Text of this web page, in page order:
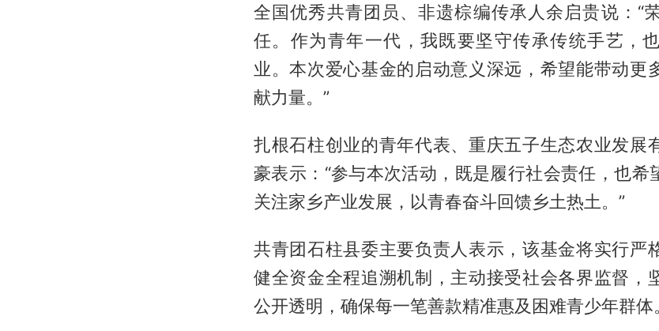
全国优秀共青团员、非遗棕编传承人余启贵说：“
任。作为青年一代，我既要坚守传承传统手艺，
业。本次爱心基金的启动意义深远，希望能带动更
献力量。”
扎根石柱创业的青年代表、重庆五子生态农业发展
豪表示：“参与本次活动，既是履行社会责任，也希
关注家乡产业发展，以青春奋斗回馈乡土热土。”
共青团石柱县委主要负责人表示，该基金将实行严
健全资金全程追溯机制，主动接受社会各界监督，
公开透明，确保每一笔善款精准惠及困难青少年群体